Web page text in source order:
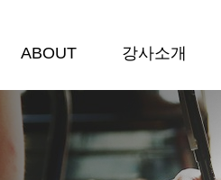
ABOUT 강사소개